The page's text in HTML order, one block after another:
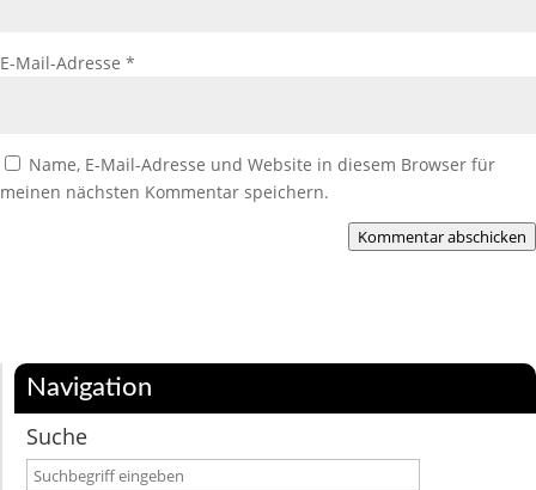
E-Mail-Adresse *
Name, E-Mail-Adresse und Website in diesem Browser für
meinen nächsten Kommentar speichern.
Kommentar abschicken
Navigation
Suche